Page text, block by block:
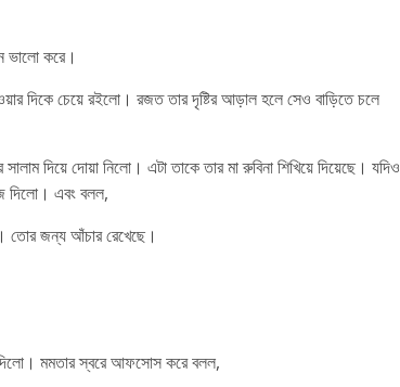
ভালো করে।
দিকে চেয়ে রইলো। রজত তার দৃষ্টির আড়াল হলে সেও বাড়িতে চলে
দিয়ে দোয়া নিলো। এটা তাকে তার মা রুবিনা শিখিয়ে দিয়েছে। যদিও
দিলো। এবং বলল,
তোর জন্য আঁচার রেখেছে।
দিলো। মমতার স্বরে আফসোস করে বলল,